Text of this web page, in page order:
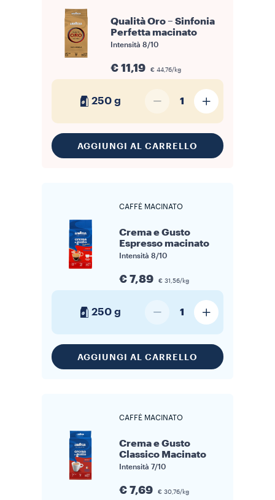
Qualità Oro – Sinfonia
Perfetta macinato
Intensità 8/10
€ 11,19 € 44,76/kg
250 g 1
AGGIUNGI AL CARRELLO
CAFFÈ MACINATO
Crema e Gusto
Espresso macinato
Intensità 8/10
€ 7,89 € 31,56/kg
250 g 1
AGGIUNGI AL CARRELLO
CAFFÈ MACINATO
Crema e Gusto
Classico Macinato
Intensità 7/10
€ 7,69 € 30,76/kg